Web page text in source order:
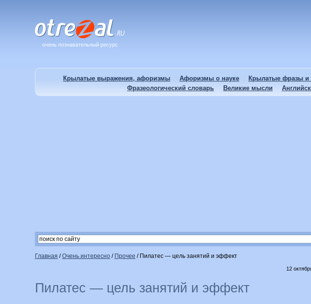
очень познавательный ресурс
Крылатые выражения, афоризмы Афоризмы о науке Крылатые фразы и
Фразеологический словарь
Великие мысли
Главная /Очень интересно / Прочее / Пилатес — цель занятий и эффект
12
Пилатес — цель занятий и эффект